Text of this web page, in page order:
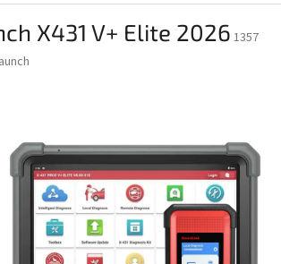
X431 V+ Elite 2026 1357